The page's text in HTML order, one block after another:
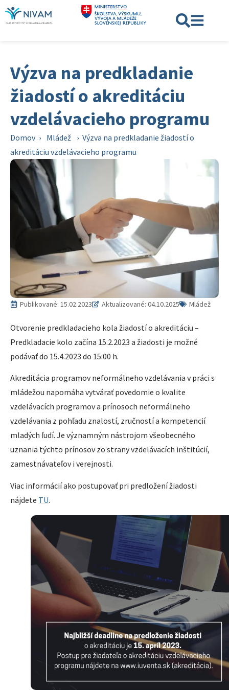
Výzva na predkladanie
žiadostí o akreditáciu
vzdelávacieho programu
Domov › Mládež › Výzva na predkladanie žiadostí o
akreditáciu vzdelávacieho programu
Publikované: 15.02.2023 Aktualizované: 04.10.2025 Mládež
Otvorenie predkladacieho kola žiadostí o akreditáciu –
Predkladacie kolo začína 15.2.2023 a žiadosti je možné
podávať do 15.4.2023 do 15:00 h.
Akreditácia programov neformálneho vzdelávania v práci s
mládežou napomáha vytvárať povedomie o kvalite
vzdelávacích programov a prínosoch neformálneho
vzdelávania z pohľadu znalostí, zručností a kompetencií
mladých ľudí. Je významným nástrojom všeobecného
uznania týchto prínosov zo strany vzdelávacích inštitúcií,
zamestnávateľov i verejnosti.
Viac informácií ako postupovať pri predložení žiadosti
nájdete TU.